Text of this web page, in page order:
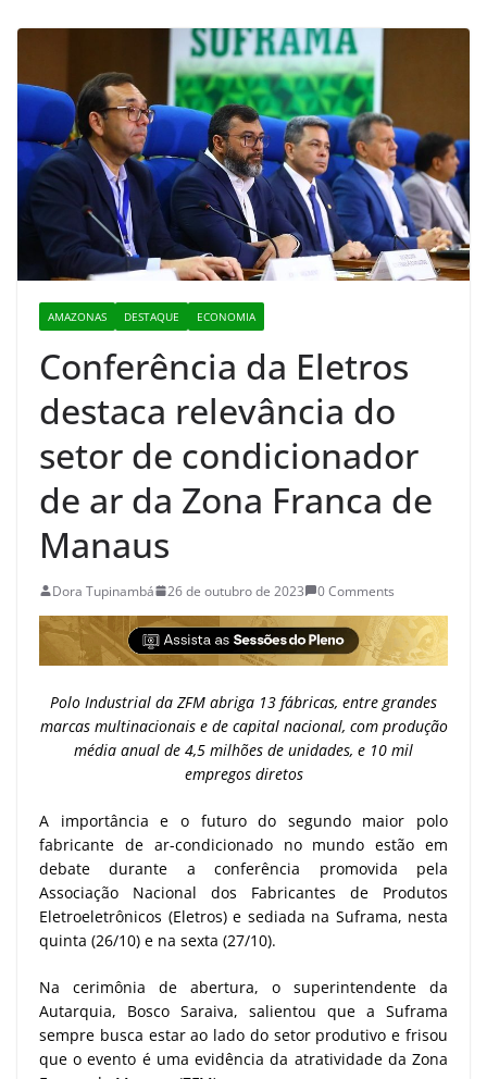
AMAZONAS DESTAQUE ECONOMIA
Conferência da Eletros
destaca relevância do
setor de condicionador
de ar da Zona Franca de
Manaus
Dora Tupinambá 26 de outubro de 2023 0 Comments
Polo Industrial da ZFM abriga 13 fábricas, entre grandes
marcas multinacionais e de capital nacional, com produção
média anual de 4,5 milhões de unidades, e 10 mil
empregos diretos
A importância e o futuro do segundo maior polo
fabricante de ar-condicionado no mundo estão em
debate durante a conferência promovida pela
Associação Nacional dos Fabricantes de Produtos
Eletroeletrônicos (Eletros) e sediada na Suframa, nesta
quinta (26/10) e na sexta (27/10).
Na cerimônia de abertura, o superintendente da
Autarquia, Bosco Saraiva, salientou que a Suframa
sempre busca estar ao lado do setor produtivo e frisou
que o evento é uma evidência da atratividade da Zona